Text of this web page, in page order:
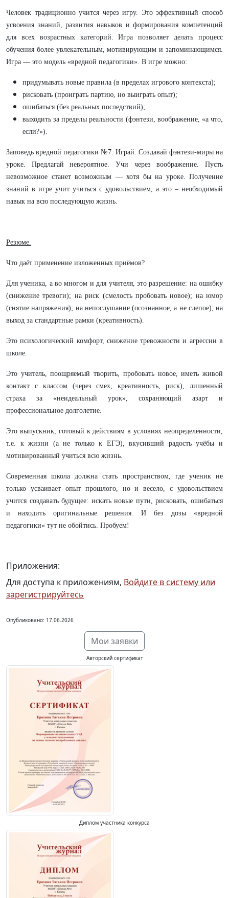
Человек традиционно учится через игру. Это эффективный способ
усвоения знаний, развития навыков и формирования компетенций
для всех возрастных категорий. Игра позволяет делать процесс
обучения более увлекательным, мотивирующим и запоминающимся.
Игра — это модель «вредной педагогики». В игре можно:
придумывать новые правила (в пределах игрового контекста);
рисковать (проиграть партию, но выиграть опыт);
ошибаться (без реальных последствий);
выходить за пределы реальности (фэнтези, воображение, «а что,
если?»).
Заповедь вредной педагогики №7: Играй. Создавай фэнтези-миры на
уроке. Предлагай невероятное. Учи через воображение. Пусть
невозможное станет возможным — хотя бы на уроке. Получение
знаний в игре учит учиться с удовольствием, а это – необходимый
навык на всю последующую жизнь.
Резюме.
Что даёт применение изложенных приёмов?
Для ученика, а во многом и для учителя, это разрешение: на ошибку
(снижение тревоги); на риск (смелость пробовать новое); на юмор
(снятие напряжения); на непослушание (осознанное, а не слепое); на
выход за стандартные рамки (креативность).
Это психологический комфорт, снижение тревожности и агрессии в
школе.
Это учитель, поощряемый творить, пробовать новое, иметь живой
контакт с классом (через смех, креативность, риск), лишенный
страха за «неидеальный урок», сохраняющий азарт и
профессиональное долголетие.
Это выпускник, готовый к действиям в условиях неопределённости,
т.е. к жизни (а не только к ЕГЭ), вкусивший радость учёбы и
мотивированный учиться всю жизнь.
Современная школа должна стать пространством, где ученик не
только усваивает опыт прошлого, но и весело, с удовольствием
учится создавать будущее: искать новые пути, рисковать, ошибаться
и находить оригинальные решения. И без дозы «вредной
педагогики» тут не обойтись. Пробуем!
Приложения:
Для доступа к приложениям, Войдите в систему или
зарегистрируйтесь
Опубликовано: 17.06.2026
Мои заявки
Авторский сертификат
Диплом участника конкурса